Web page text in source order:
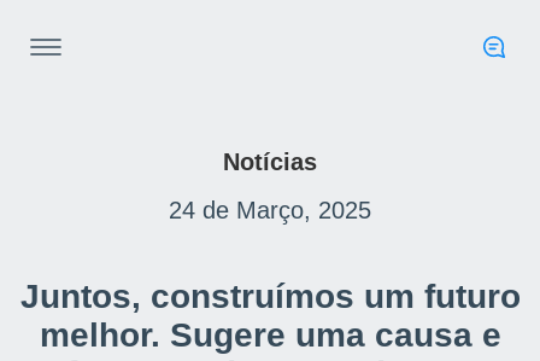
Notícias
24 de Março, 2025
Juntos, construímos um futuro
melhor. Sugere uma causa e